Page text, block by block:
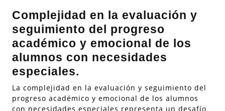
Complejidad en la evaluación y
seguimiento del progreso
académico y emocional de los
alumnos con necesidades
especiales.
La complejidad en la evaluación y seguimiento del
progreso académico y emocional de los alumnos
con necesidades especiales representa un desafío